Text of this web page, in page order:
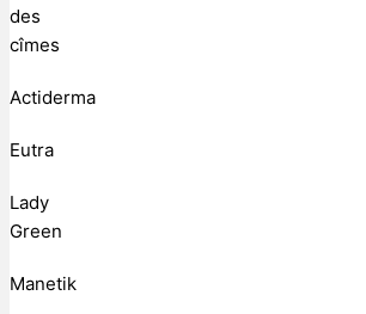
des
cîmes
Actiderma
Eutra
Lady
Green
Manetik